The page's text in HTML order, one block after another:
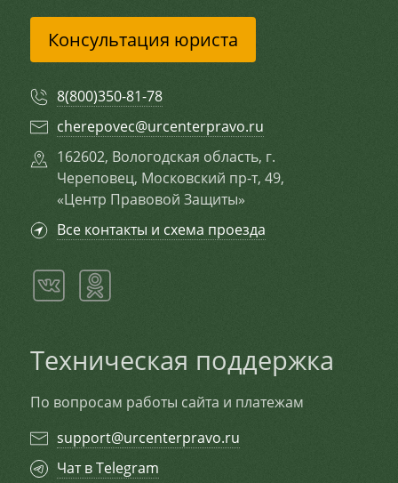
Консультация юриста
8(800)350-81-78
cherepovec@urcenterpravo.ru
162602, Вологодская область, г.
Череповец, Московский пр-т, 49,
«Центр Правовой Защиты»
Все контакты и схема проезда
Техническая поддержка
По вопросам работы сайта и платежам
support@urcenterpravo.ru
Чат в Telegram